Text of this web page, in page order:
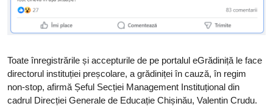
Toate înregistrările și accepturile de pe portalul eGrădiniță le face
directorul instituției preșcolare, a grădiniței în cauză, în regim
non-stop, afirmă Șeful Secției Management Instituțional din
cadrul Direcției Generale de Educație Chișinău, Valentin Crudu.